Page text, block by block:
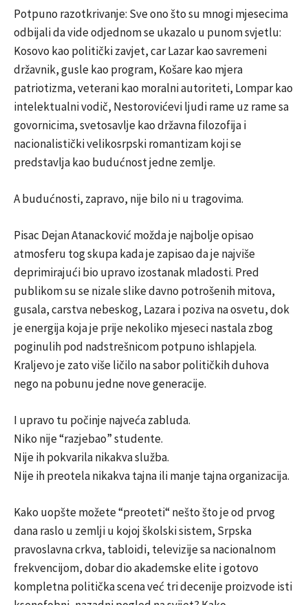
Potpuno razotkrivanje: Sve ono što su mnogi mjesecima
odbijali da vide odjednom se ukazalo u punom svjetlu:
Kosovo kao politički zavjet, car Lazar kao savremeni
državnik, gusle kao program, Košare kao mjera
patriotizma, veterani kao moralni autoriteti, Lompar kao
intelektualni vodič, Nestorovićevi ljudi rame uz rame sa
govornicima, svetosavlje kao državna filozofija i
nacionalistički velikosrpski romantizam koji se
predstavlja kao budućnost jedne zemlje.
A budućnosti, zapravo, nije bilo ni u tragovima.
Pisac Dejan Atanacković možda je najbolje opisao
atmosferu tog skupa kada je zapisao da je najviše
deprimirajući bio upravo izostanak mladosti. Pred
publikom su se nizale slike davno potrošenih mitova,
gusala, carstva nebeskog, Lazara i poziva na osvetu, dok
je energija koja je prije nekoliko mjeseci nastala zbog
poginulih pod nadstrešnicom potpuno ishlapjela.
Kraljevo je zato više ličilo na sabor političkih duhova
nego na pobunu jedne nove generacije.
I upravo tu počinje najveća zabluda.
Niko nije “razjebao” studente.
Nije ih pokvarila nikakva služba.
Nije ih preotela nikakva tajna ili manje tajna organizacija.
Kako uopšte možete “preoteti“ nešto što je od prvog
dana raslo u zemlji u kojoj školski sistem, Srpska
pravoslavna crkva, tabloidi, televizije sa nacionalnom
frekvencijom, dobar dio akademske elite i gotovo
kompletna politička scena već tri decenije proizvode isti